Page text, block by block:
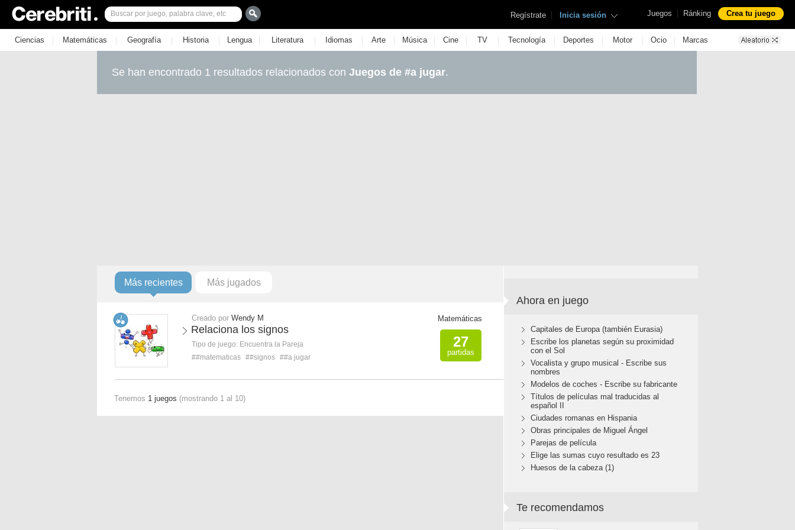
Juegos | Ránking Crea tu juego
Regístrate | Inicia sesión
Ciencias | Matemáticas | Geografía | Historia | Lengua | Literatura | Idiomas | Arte | Música | Cine | TV | Tecnología | Deportes | Motor | Ocio | Marcas
Se han encontrado 1 resultados relacionados con Juegos de #a jugar.
Más recientes Más jugados
Creado por Wendy M
Relaciona los signos
Tipo de juego: Encuentra la Pareja
##matematicas ##signos ##a jugar
Matemáticas
27
partidas
Tenemos 1 juegos (mostrando 1 al 10)
Ahora en juego
Capitales de Europa (también Eurasia)
Escribe los planetas según su proximidad
con el Sol
Vocalista y grupo musical - Escribe sus
nombres
Modelos de coches - Escribe su fabricante
Títulos de películas mal traducidas al
español II
Ciudades romanas en Hispania
Obras principales de Miguel Ángel
Parejas de película
Elige las sumas cuyo resultado es 23
Huesos de la cabeza (1)
Te recomendamos